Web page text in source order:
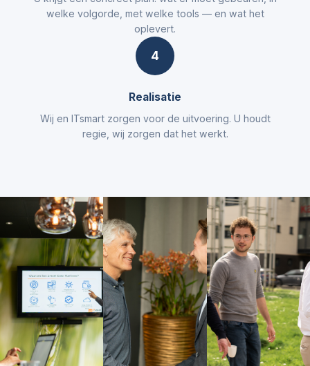
welke volgorde, met welke tools — en wat het
oplevert.
4
Realisatie
Wij en ITsmart zorgen voor de uitvoering. U houdt
regie, wij zorgen dat het werkt.